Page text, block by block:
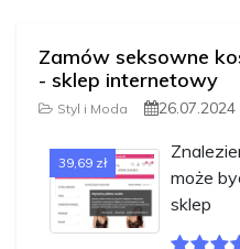
Zamów seksowne
- sklep internetowy
Styl i Moda 26.07.2024
39,69 zł
może
sklep